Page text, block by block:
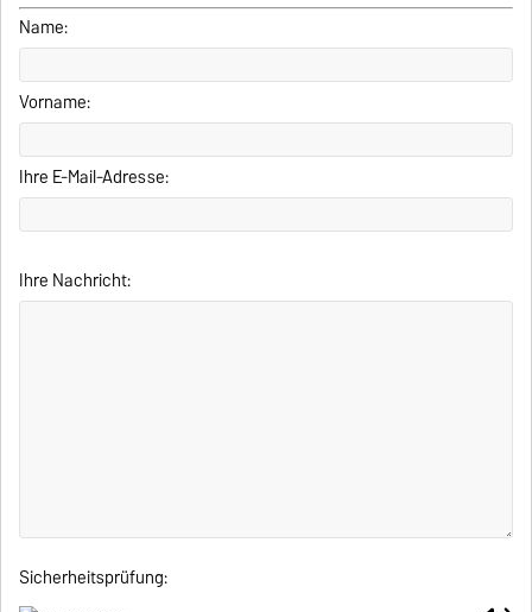
Name:
Vorname:
Ihre E-Mail-Adresse:
Ihre Nachricht:
Sicherheitsprüfung: